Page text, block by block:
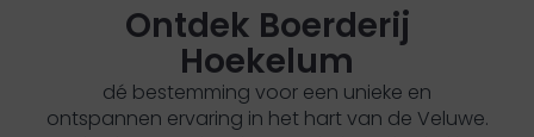
Ontdek Boerderij
Hoekelum
dé bestemming voor een unieke en
ontspannen ervaring in het hart van de Veluwe.